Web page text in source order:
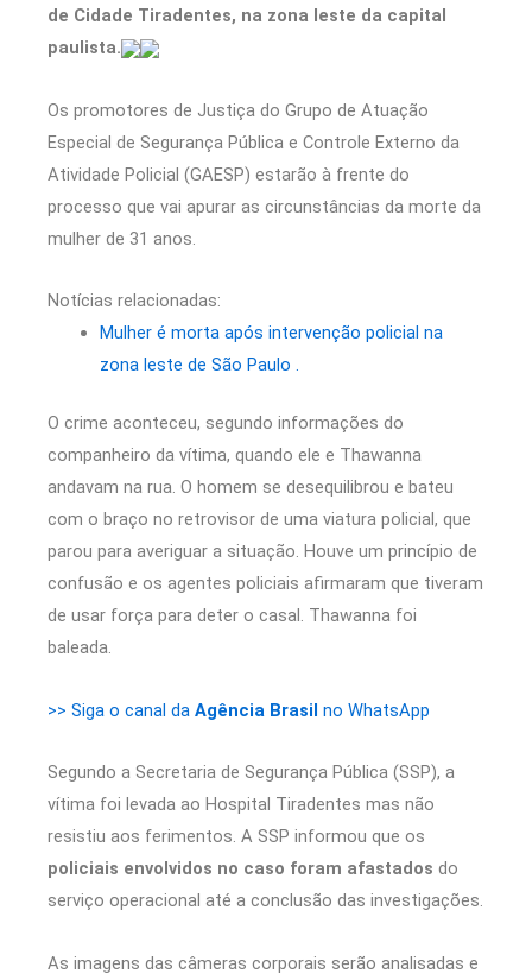
de Cidade Tiradentes, na zona leste da capital
paulista.
Os promotores de Justiça do Grupo de Atuação
Especial de Segurança Pública e Controle Externo da
Atividade Policial (GAESP) estarão à frente do
processo que vai apurar as circunstâncias da morte da
mulher de 31 anos.
Notícias relacionadas:
Mulher é morta após intervenção policial na
zona leste de São Paulo .
O crime aconteceu, segundo informações do
companheiro da vítima, quando ele e Thawanna
andavam na rua. O homem se desequilibrou e bateu
com o braço no retrovisor de uma viatura policial, que
parou para averiguar a situação. Houve um princípio de
confusão e os agentes policiais afirmaram que tiveram
de usar força para deter o casal. Thawanna foi
baleada.
>> Siga o canal da Agência Brasil no WhatsApp
Segundo a Secretaria de Segurança Pública (SSP), a
vítima foi levada ao Hospital Tiradentes mas não
resistiu aos ferimentos. A SSP informou que os
policiais envolvidos no caso foram afastados do
serviço operacional até a conclusão das investigações.
As imagens das câmeras corporais serão analisadas e